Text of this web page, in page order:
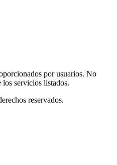
por usuarios. No
servicios listados.
reservados.